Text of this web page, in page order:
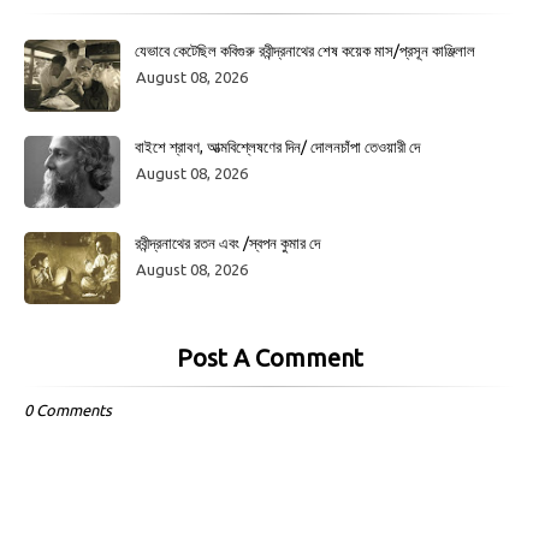
যেভাবে কেটেছিল কবিগুরু রবীন্দ্রনাথের শেষ কয়েক মাস/প্রসূন কাঞ্জিলাল
August 08, 2026
বাইশে শ্রাবণ, আত্মবিশ্লেষণের দিন/ দোলনচাঁপা তেওয়ারী দে
August 08, 2026
রবীন্দ্রনাথের রতন এবং /স্বপন কুমার দে
August 08, 2026
Post A Comment
0 Comments